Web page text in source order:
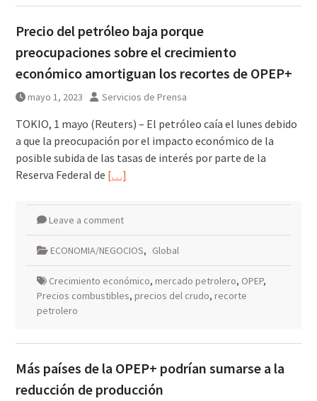
Precio del petróleo baja porque
preocupaciones sobre el crecimiento
económico amortiguan los recortes de OPEP+
mayo 1, 2023 Servicios de Prensa
TOKIO, 1 mayo (Reuters) – El petróleo caía el lunes debido
a que la preocupación por el impacto económico de la
posible subida de las tasas de interés por parte de la
Reserva Federal de […]
Leave a comment
ECONOMIA/NEGOCIOS, Global
Crecimiento económico, mercado petrolero, OPEP,
Precios combustibles, precios del crudo, recorte
petrolero
Más países de la OPEP+ podrían sumarse a la
reducción de producción